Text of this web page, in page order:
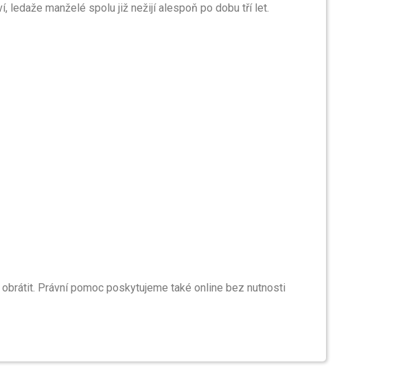
ledaže manželé spolu již nežijí alespoň po dobu tří let.
Právní pomoc poskytujeme také online bez nutnosti